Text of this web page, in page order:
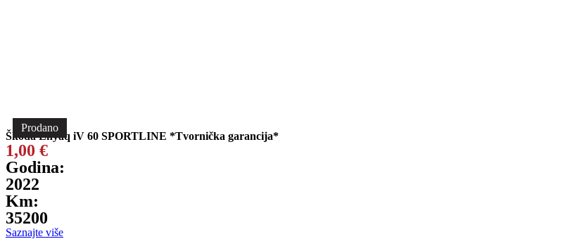
Prodano
Škoda Enyaq iV 60 SPORTLINE *Tvornička garancija*
1,00 €
Godina:
2022
Km:
35200
Saznajte više